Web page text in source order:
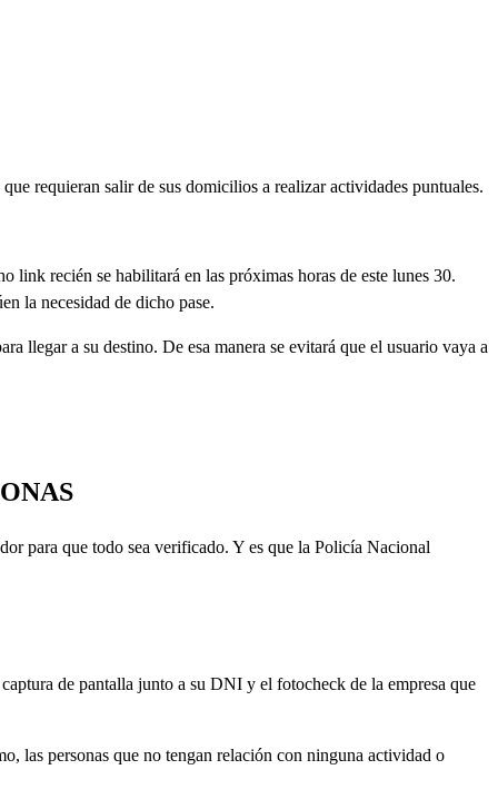
requieran salir de sus domicilios a realizar actividades puntuales.
link recién se habilitará en las próximas horas de este lunes 30.
la necesidad de dicho pase.
llegar a su destino. De esa manera se evitará que el usuario vaya a
para que todo sea verificado. Y es que la Policía Nacional
de pantalla junto a su DNI y el fotocheck de la empresa que
las personas que no tengan relación con ninguna actividad o